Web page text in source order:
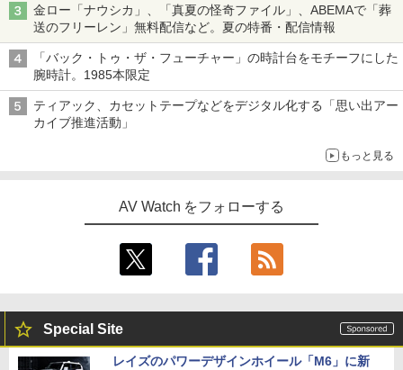
金ロー「ナウシカ」、「真夏の怪奇ファイル」、ABEMAで「葬
送のフリーレン」無料配信など。夏の特番・配信情報
「バック・トゥ・ザ・フューチャー」の時計台をモチーフにした
腕時計。1985本限定
ティアック、カセットテープなどをデジタル化する「思い出アー
カイブ推進活動」
もっと見る
AV Watch をフォローする
Special Site
レイズのパワーデザインホイール「M6」に新